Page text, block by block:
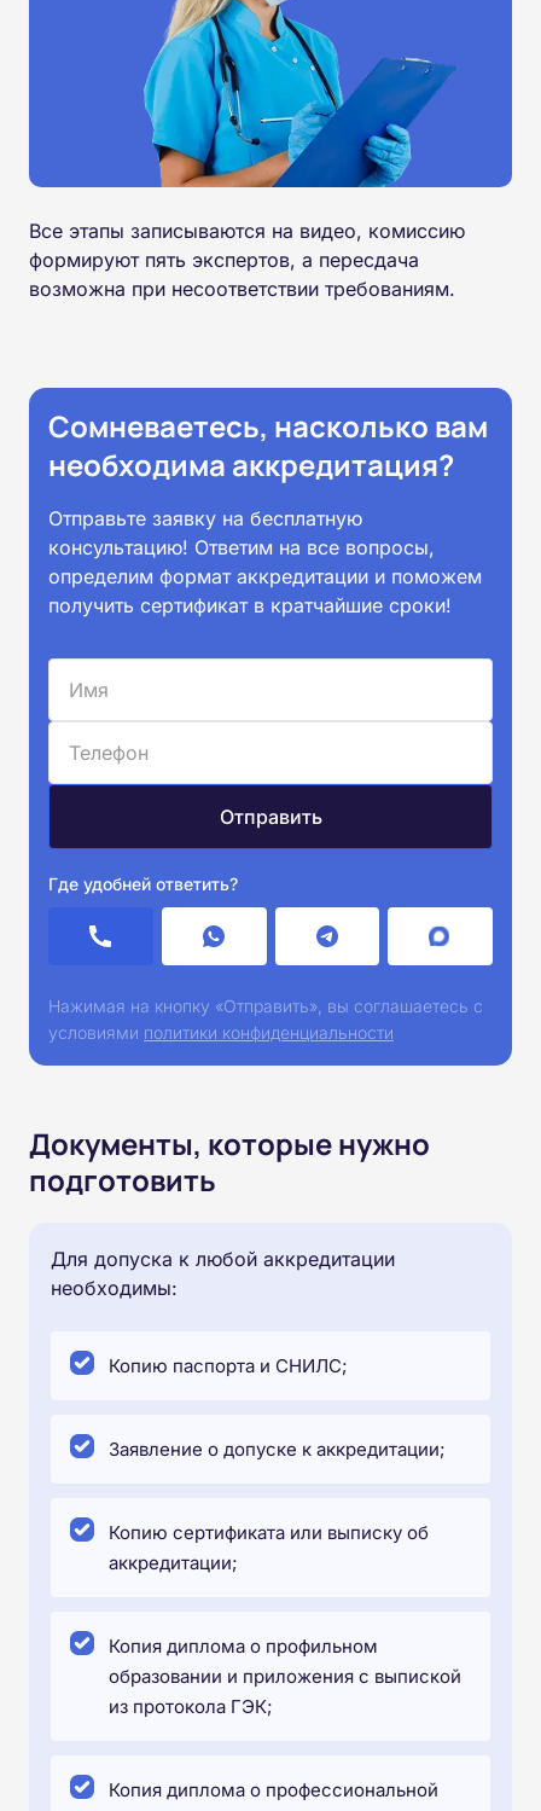
Все этапы записываются на видео, комиссию
формируют пять экспертов, а пересдача
возможна при несоответствии требованиям.
Сомневаетесь, насколько вам
необходима аккредитация?
Отправьте заявку на бесплатную
консультацию! Ответим на все вопросы,
определим формат аккредитации и поможем
получить сертификат в кратчайшие сроки!
Где удобней ответить?
Нажимая на кнопку «Отправить», вы соглашаетесь с
условиями политики конфиденциальности
Документы, которые нужно
подготовить
Для допуска к любой аккредитации
необходимы:
Копию паспорта и СНИЛС;
Заявление о допуске к аккредитации;
Копию сертификата или выписку об
аккредитации;
Копия диплома о профильном
образовании и приложения с выпиской
из протокола ГЭК;
Копия диплома о профессиональной